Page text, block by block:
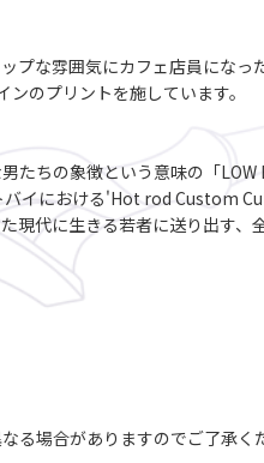
な雰囲気にカフェ店員になっ
のプリントを施しています。
ちの象徴という意味の「LOW
イにおける'Hot rod Custom
代に生きる若者に送り出す、
場合がありますのでご了承く